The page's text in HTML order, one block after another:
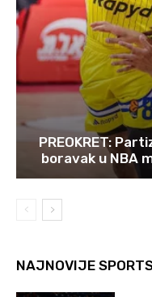
PREOKRET:
boravak u NBA
NAJNOVIJE